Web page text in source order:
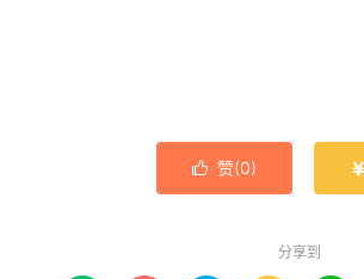
 赞(0) 
分享到